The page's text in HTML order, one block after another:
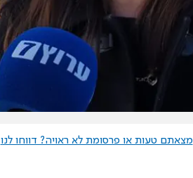
מצאתם טעות או פרסומת לא ראויה? דווחו לנו